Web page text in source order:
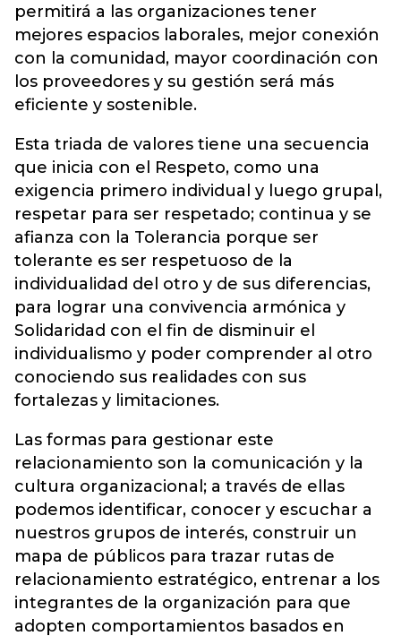
permitirá a las organizaciones tener
mejores espacios laborales, mejor conexión
con la comunidad, mayor coordinación con
los proveedores y su gestión será más
eficiente y sostenible.
Esta triada de valores tiene una secuencia
que inicia con el Respeto, como una
exigencia primero individual y luego grupal,
respetar para ser respetado; continua y se
afianza con la Tolerancia porque ser
tolerante es ser respetuoso de la
individualidad del otro y de sus diferencias,
para lograr una convivencia armónica y
Solidaridad con el fin de disminuir el
individualismo y poder comprender al otro
conociendo sus realidades con sus
fortalezas y limitaciones.
Las formas para gestionar este
relacionamiento son la comunicación y la
cultura organizacional; a través de ellas
podemos identificar, conocer y escuchar a
nuestros grupos de interés, construir un
mapa de públicos para trazar rutas de
relacionamiento estratégico, entrenar a los
integrantes de la organización para que
adopten comportamientos basados en